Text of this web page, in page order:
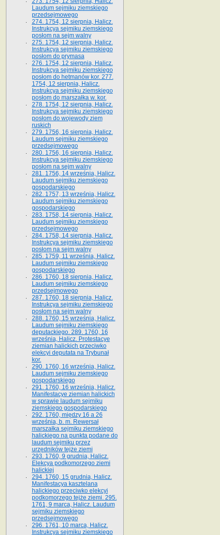
Laudum sejmiku ziemskiego
przedsejmowego
274. 1754, 12 sierpnia, Halicz.
Instrukcya sejmiku ziemskiego
posłom na sejm walny
275. 1754, 12 sierpnia, Halicz.
Instrukcya sejmiku ziemskiego
posłom do prymasa
276. 1754, 12 sierpnia, Halicz.
Instrukcya sejmiku ziemskiego
posłom do hetmanów kor. 277.
1754, 12 sierpnia, Halicz.
Instrukcya sejmiku ziemskiego
posłom do marszałka w. kor.
278. 1754, 12 sierpnia, Halicz.
Instrukcya sejmiku ziemskiego
posłom do wojewody ziem
ruskich
279. 1756, 16 sierpnia, Halicz.
Laudum sejmiku ziemskiego
przedsejmowego
280. 1756, 16 sierpnia, Halicz.
Instrukcya sejmiku ziemskiego
posłom na sejm walny
281. 1756, 14 września, Halicz.
Laudum sejmiku ziemskiego
gospodarskiego
282. 1757, 13 września, Halicz.
Laudum sejmiku ziemskiego
gospodarskiego
283. 1758, 14 sierpnia, Halicz.
Laudum sejmiku ziemskiego
przedsejmowego
284. 1758, 14 sierpnia, Halicz.
Instrukcya sejmiku ziemskiego
posłom na sejm walny
285. 1759, 11 września, Halicz.
Laudum sejmiku ziemskiego
gospodarskiego
286. 1760, 18 sierpnia, Halicz.
Laudum sejmiku ziemskiego
przedsejmowego
287. 1760, 18 sierpnia, Halicz.
Instrukcya sejmiku ziemskiego
posłom na sejm walny
288. 1760, 15 września, Halicz.
Laudum sejmiku ziemskiego
deputackiego. 289. 1760, 16
września, Halicz. Protestacye
ziemian halickich przeciwko
elekcyi deputata na Trybunał
kor.
290. 1760, 16 września, Halicz.
Laudum sejmiku ziemskiego
gospodarskiego
291. 1760, 16 września, Halicz.
Manifestacye ziemian halickich
w sprawie laudum sejmiku
ziemskiego gospodarskiego
292. 1760, między 16 a 26
września, b. m. Rewersał
marszałka sejmiku ziemskiego
halickiego na punkta podane do
laudum sejmiku przez
urzędników tejże ziemi
293. 1760, 9 grudnia, Halicz.
Elekcya podkomorzego ziemi
halickiej
294. 1760, 15 grudnia, Halicz.
Manifestacya kasztelana
halickiego przeciwko elekcyi
podkomorzego tejże ziemi. 295.
1761, 9 marca, Halicz. Laudum
sejmiku ziemskiego
przedsejmowego
296. 1761, 10 marca, Halicz.
Instrukcya sejmiku ziemskiego